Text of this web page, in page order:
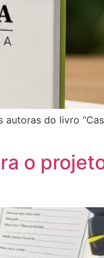
do livro
o